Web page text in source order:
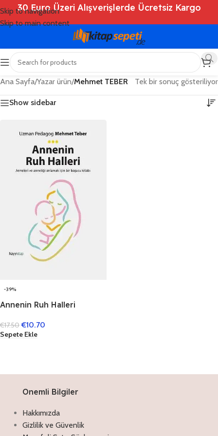
Skip to navigation
Skip to main content
30 Euro Üzeri Alışverişlerde Ücretsiz Kargo
Ana Sayfa/Yazar ürün/Mehmet TEBER Tek bir sonuç gösteriliyor
Show sidebar
-39%
Annenin Ruh Halleri
€17.50 €10.70
Sepete Ekle
Onemli Bilgiler
Hakkımızda
Gizlilik ve Güvenlik